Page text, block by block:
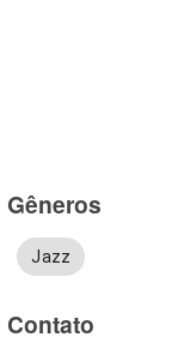
Gêneros
Jazz
Contato